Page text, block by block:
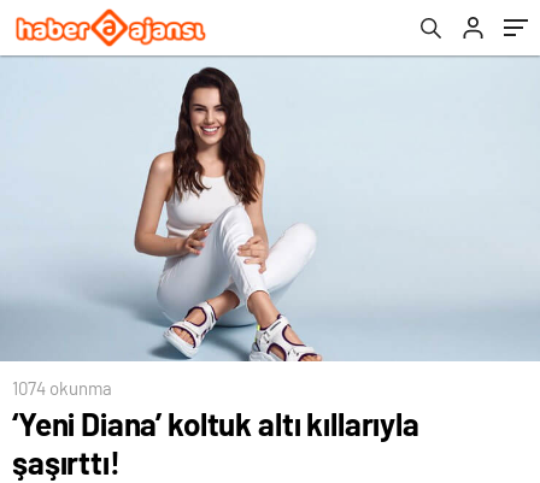
1074 okunma
‘Yeni Diana’ koltuk altı kıllarıyla
şaşırttı!